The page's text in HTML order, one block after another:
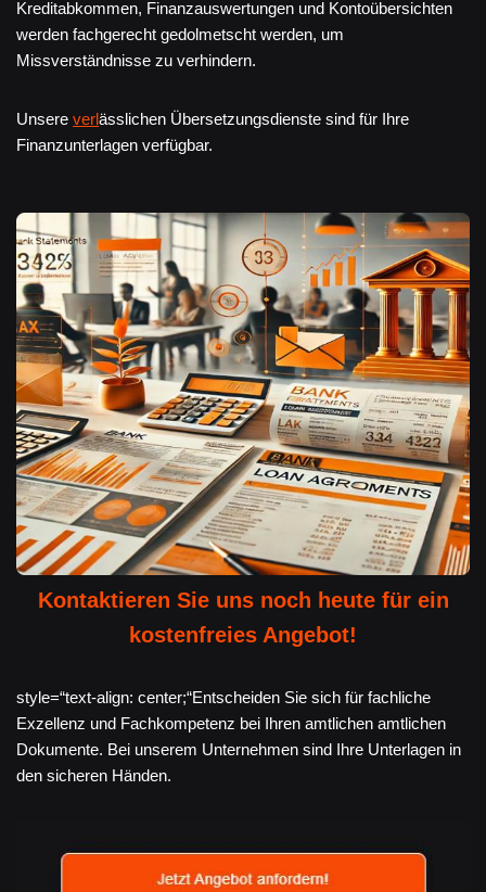
Kreditabkommen, Finanzauswertungen und Kontoübersichten
werden fachgerecht gedolmetscht werden, um
Missverständnisse zu verhindern.
Unsere verlässlichen Übersetzungsdienste sind für Ihre
Finanzunterlagen verfügbar.
Kontaktieren Sie uns noch heute für ein
kostenfreies Angebot!
style=“text-align: center;“Entscheiden Sie sich für fachliche
Exzellenz und Fachkompetenz bei Ihren amtlichen amtlichen
Dokumente. Bei unserem Unternehmen sind Ihre Unterlagen in
den sicheren Händen.